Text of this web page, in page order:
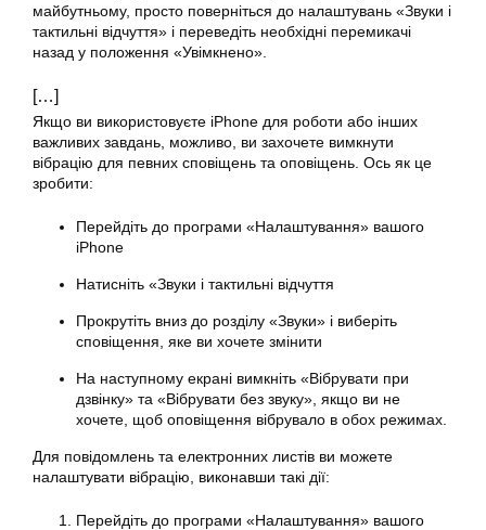
майбутньому, просто поверніться до налаштувань «Звуки і
тактильні відчуття» і переведіть необхідні перемикачі
назад у положення «Увімкнено».
[…]
Якщо ви використовуєте iPhone для роботи або інших
важливих завдань, можливо, ви захочете вимкнути
вібрацію для певних сповіщень та оповіщень. Ось як це
зробити:
Перейдіть до програми «Налаштування» вашого
iPhone
Натисніть «Звуки і тактильні відчуття
Прокрутіть вниз до розділу «Звуки» і виберіть
сповіщення, яке ви хочете змінити
На наступному екрані вимкніть «Вібрувати при
дзвінку» та «Вібрувати без звуку», якщо ви не
хочете, щоб оповіщення вібрувало в обох режимах.
Для повідомлень та електронних листів ви можете
налаштувати вібрацію , виконавши такі дії:
Перейдіть до програми «Налаштування» вашого